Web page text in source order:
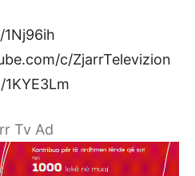
c/ZjarrTelevizion
Tv Ad